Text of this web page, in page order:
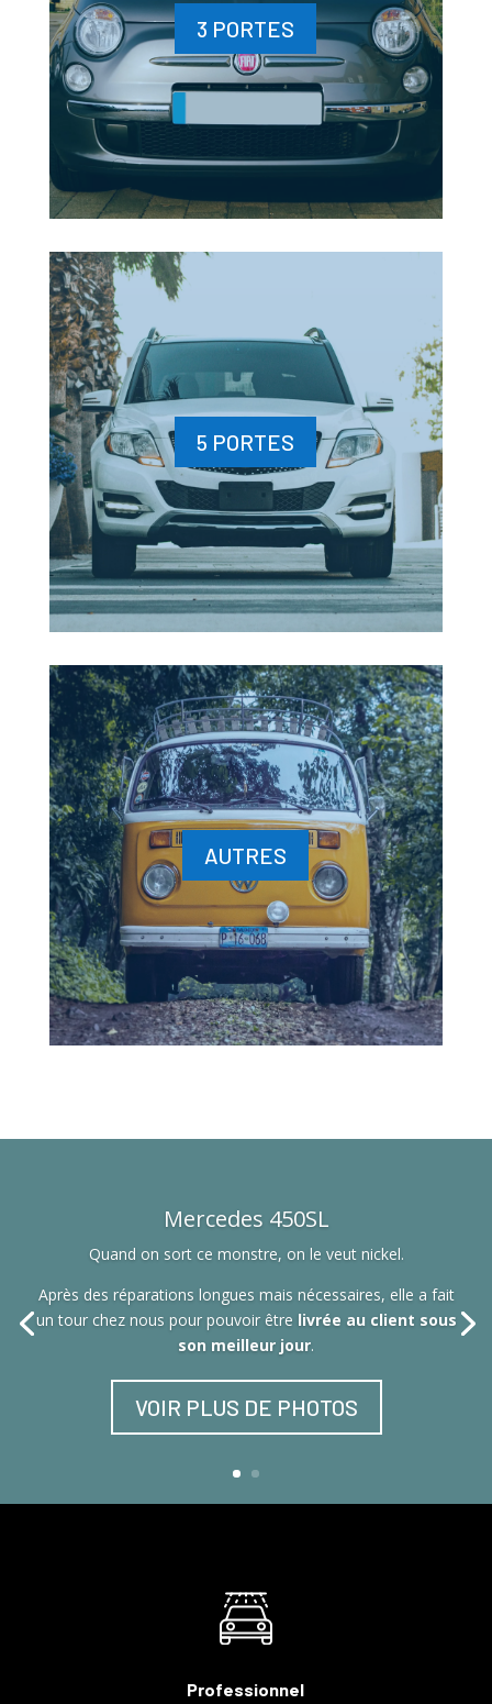
3 PORTES
5 PORTES
AUTRES
Mercedes 450SL
Quand on sort ce monstre, on le veut nickel.
Après des réparations longues mais nécessaires, elle a fait
un tour chez nous pour pouvoir être livrée au client sous
son meilleur jour.
VOIR PLUS DE PHOTOS
Professionnel